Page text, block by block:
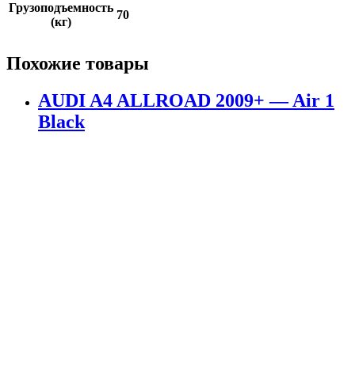
Грузоподъемность
(кг)
70
Похожие товары
AUDI A4 ALLROAD 2009+ — Air 1
Black